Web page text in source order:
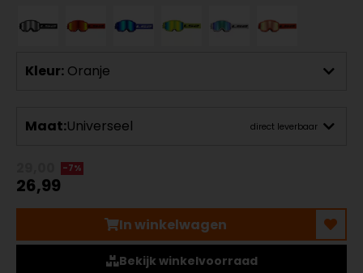
Kleur: Oranje
Maat:Universeel direct leverbaar
-7%
26,99
In winkelwagen
Bekijk winkelvoorraad